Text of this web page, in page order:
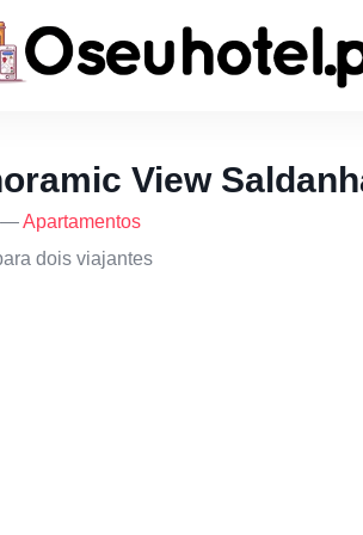
View
—Apartamentos
dois viajantes